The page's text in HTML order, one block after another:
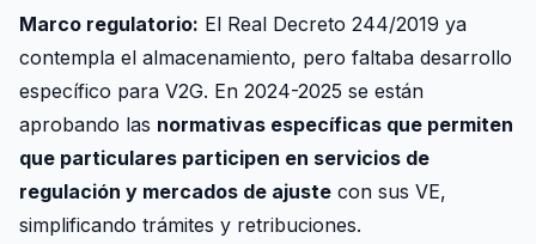
Marco regulatorio: El Real Decreto 244/2019 ya
contempla el almacenamiento, pero faltaba desarrollo
específico para V2G. En 2024-2025 se están
aprobando las normativas específicas que permiten
que particulares participen en servicios de
regulación y mercados de ajuste con sus VE,
simplificando trámites y retribuciones.